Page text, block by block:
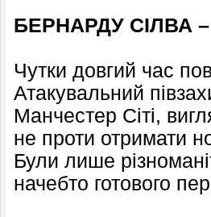
БЕРНАРДУ СІЛВА –
Чутки довгий час
Атакувальний
Манчестер Сіті,
не проти отримати
Були лише
начебто готового